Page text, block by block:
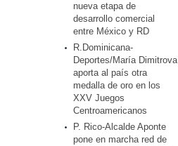
nueva etapa de
desarrollo comercial
entre México y RD
R.Dominicana-
Deportes/María Dimitrova
aporta al país otra
medalla de oro en los
XXV Juegos
Centroamericanos
P. Rico-Alcalde Aponte
pone en marcha red de